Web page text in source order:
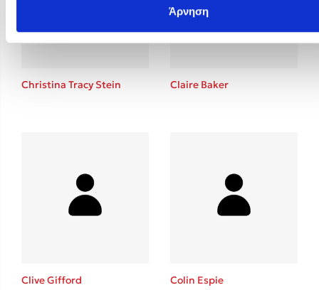
Άρνηση
Christina Tracy Stein Claire Baker
Clive Gifford Colin Espie